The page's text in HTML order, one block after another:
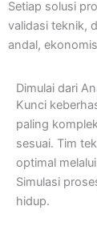
Setiap solusi
validasi teknik,
andal,
Dimulai dari
Kunci
paling
sesuai. Tim
optimal
Simulasi
hidup.